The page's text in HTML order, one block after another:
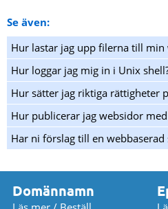
Se även:
Hur lastar jag upp filerna till min
Hur loggar jag mig in i Unix
Hur sätter jag riktiga rättigheter
Hur publicerar jag websidor med
Har ni förslag till en webbaserad
Domännamn